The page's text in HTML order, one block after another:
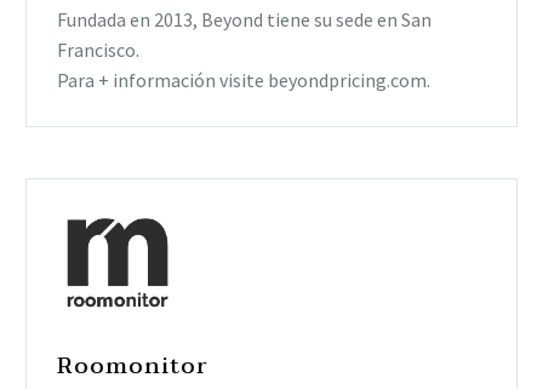
Fundada en 2013, Beyond tiene su sede en San
Francisco.
Para + información visite beyondpricing.com.
Roomonitor